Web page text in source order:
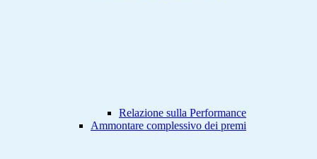
Relazione sulla Performance
Ammontare complessivo dei premi